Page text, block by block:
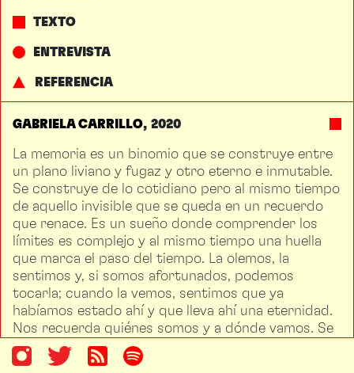
TEXTO
ENTREVISTA
REFERENCIA
GABRIELA CARRILLO 2020
La memoria es un binomio que se construye entre
un plano liviano y fugaz y otro eterno e inmutable.
Se construye de lo cotidiano pero al mismo tiempo
de aquello invisible que se queda en un recuerdo
que renace. Es un sueño donde comprender los
límites es complejo y al mismo tiempo una huella
que marca el paso del tiempo. La olemos, la
sentimos y, si somos afortunados, podemos
tocarla; cuando la vemos, sentimos que ya
habíamos estado ahí y que lleva ahí una eternidad.
Nos recuerda quiénes somos y a dónde vamos. Se
aloja en cualquier parte, en un pedazo de tierra o
en las formas de habitar de una comunidad y sus